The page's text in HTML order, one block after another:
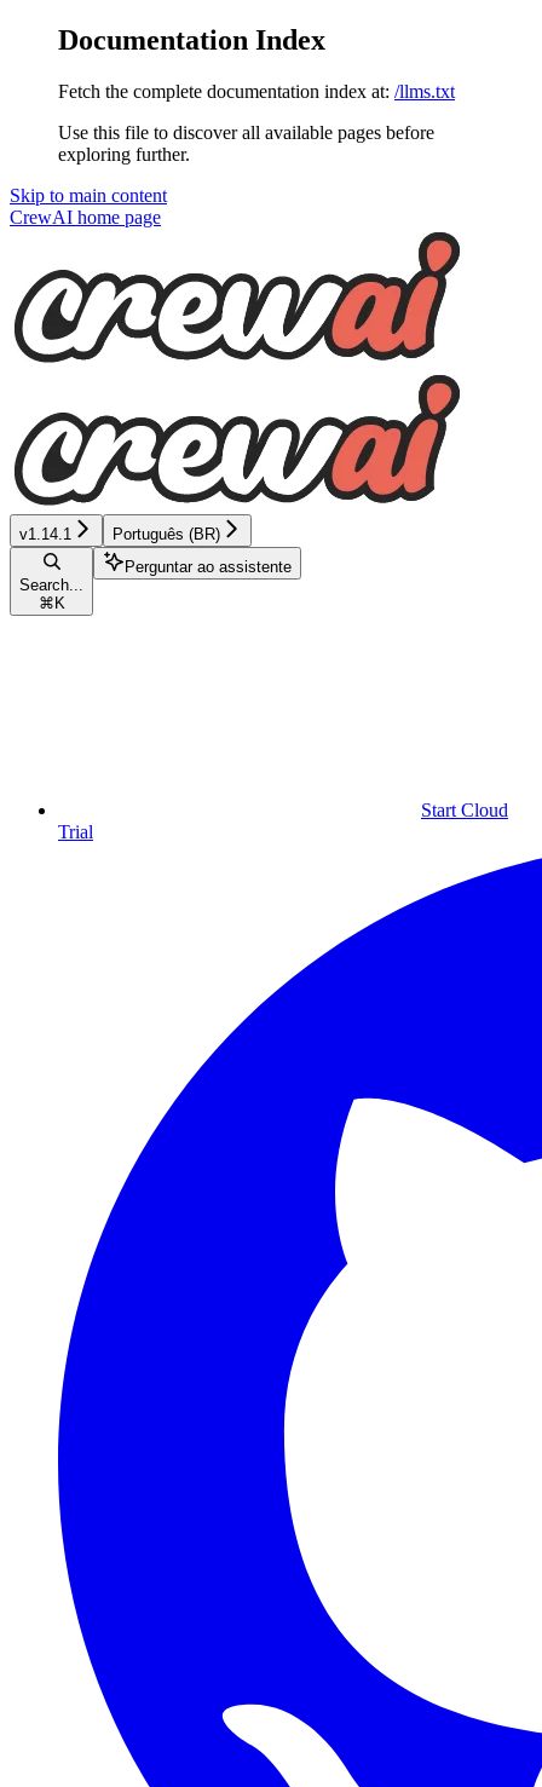
Documentation Index
Fetch the complete documentation index at: /llms.txt
Use this file to discover all available pages before
exploring further.
Skip to main content
CrewAI home page
v1.14.1 Português (BR)
Search...
⌘ K
Perguntar ao assistente
Start Cloud
Trial